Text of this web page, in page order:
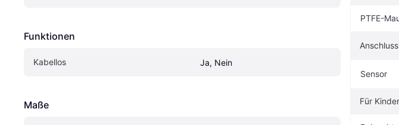
Funktionen
Kabellos Ja, Nein
Maße
PTFE-
Anschluss
Sensor
Für